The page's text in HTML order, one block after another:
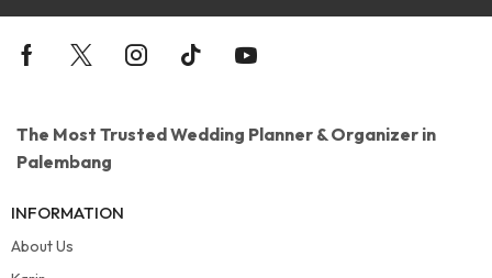
The Most Trusted Wedding Planner & Organizer in
Palembang
INFORMATION
About Us